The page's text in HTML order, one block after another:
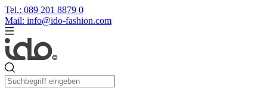
Tel.: 089 201 8879 0
Mail: info@ido-fashion.com